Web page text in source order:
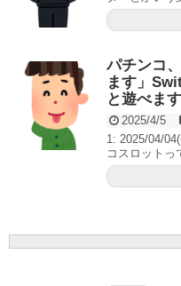
パチンコ
ます」
と遊べます
2025/4/5
1: 2025/04/
コスロットっ